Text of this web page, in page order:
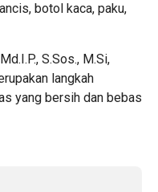
botol kaca, paku,
S.Sos., M.Si,
langkah
yang bersih dan bebas